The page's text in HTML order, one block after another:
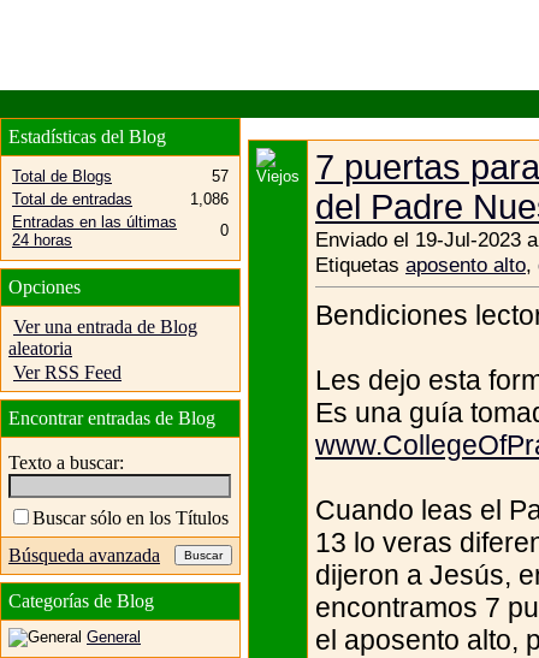
7 puertas
del Padre
Enviado el 19-Jul-2023
Etiquetas aposento alto,
Bendiciones
Les dejo esta
Es una guía
Cuando leas el
13 lo veras
dijeron a Jesús,
encontramos 7
el aposento alto,
Estadísticas del Blog
Total de Blogs
57
Total de entradas
1,086
Entradas en las últimas
24 horas
0
Opciones
Ver una entrada de Blog
aleatoria
Ver RSS Feed
Encontrar entradas de Blog
Texto a buscar:
Buscar sólo en los Títulos
Búsqueda avanzada
Categorías de Blog
General